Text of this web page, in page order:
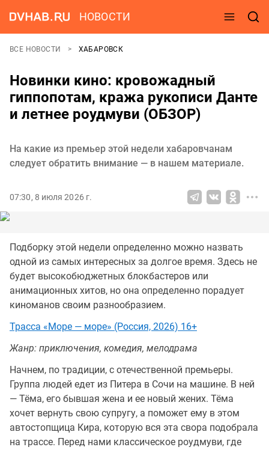
НОВОСТИ
ВСЕ НОВОСТИ ХАБАРОВСК
Новинки кино: кровожадный
гиппопотам, кража рукописи Данте
и летнее роудмуви (ОБЗОР)
На какие из премьер этой недели хабаровчанам
следует обратить внимание — в нашем материале.
07:30, 8 июля 2026 г.
Подборку этой недели определенно можно назвать
одной из самых интересных за долгое время. Здесь не
будет высокобюджетных блокбастеров или
анимационных хитов, но она определенно порадует
киноманов своим разнообразием.
Трасса «Море — море» (Россия, 2026) 16+
Жанр: приключения, комедия, мелодрама
Начнем, по традиции, с отечественной премьеры.
Группа людей едет из Питера в Сочи на машине. В ней
— Тёма, его бывшая жена и ее новый жених. Тёма
хочет вернуть свою супругу, а поможет ему в этом
автостопщица Кира, которую вся эта свора подобрала
на трассе. Перед нами классическое роудмуви, где